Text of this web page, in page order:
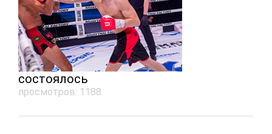
состоялось
просмотров: 1188